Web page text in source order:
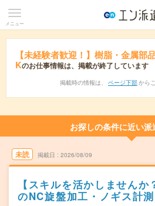
メニュー
【未経験者歓迎！】樹脂・金属部
Kのお仕事情報は、掲載が終了しています
掲載時の情報は、 ページ下部 から
お探しの条件に近い
未読 掲載日 2026/08/09
【スキルを活かしません
のNC旋盤加工・ノギス計測